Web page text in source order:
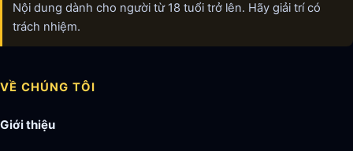
Nội dung dành cho người từ 18 tuổi trở lên. Hãy giải trí có
trách nhiệm.
VỀ CHÚNG TÔI
Giới thiệu